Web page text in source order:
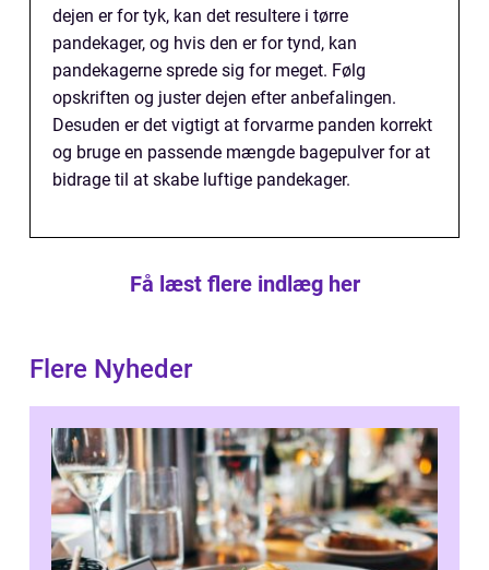
dejen er for tyk, kan det resultere i tørre
pandekager, og hvis den er for tynd, kan
pandekagerne sprede sig for meget. Følg
opskriften og juster dejen efter anbefalingen.
Desuden er det vigtigt at forvarme panden korrekt
og bruge en passende mængde bagepulver for at
bidrage til at skabe luftige pandekager.
Få læst flere indlæg her
Flere Nyheder